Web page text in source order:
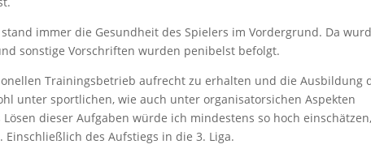
immer die Gesundheit des Spielers im Vordergrund. Da
sonstige Vorschriften wurden penibelst befolgt.
Trainingsbetrieb aufrecht zu erhalten und die Ausbildung
unter sportlichen, wie auch unter organisatorsichen Aspekten
dieser Aufgaben würde ich mindestens so hoch
des Aufstiegs in die 3. Liga.